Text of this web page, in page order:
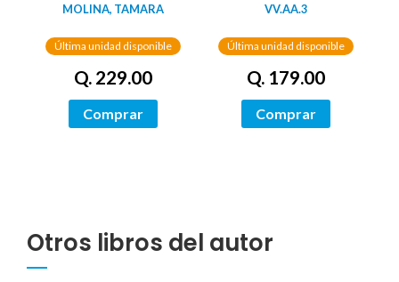
MOLINA, TAMARA
Última unidad disponible
Q. 229.00
Comprar
VV.AA.3
Última unidad disponible
Q. 179.00
Comprar
Otros libros del autor